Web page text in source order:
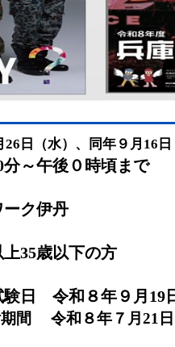
26日（水）、同年９月16
後０時頃まで
ク伊丹
35歳以下の方
日 令和８年９月19
間 令和８年７月21日